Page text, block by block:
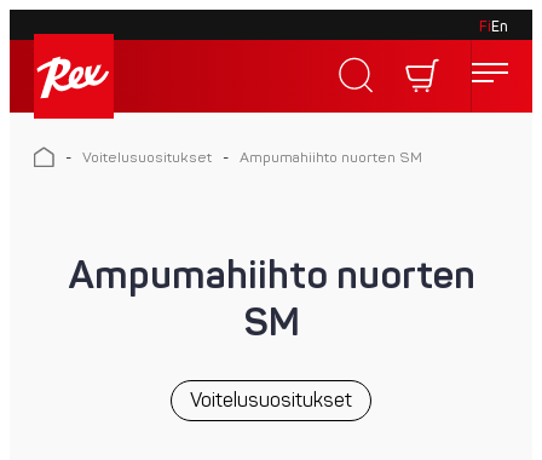
Skip
content
FiEn
Rex
- Voitelusuositukset - Ampumahiihto nuorten SM
Ampumahiihto nuorten
SM
Voitelusuositukset